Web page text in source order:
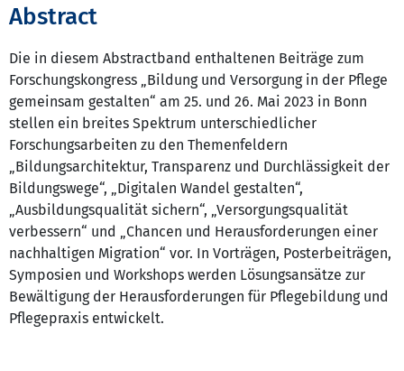
Abstract
Die in diesem Abstractband enthaltenen Beiträge zum
Forschungskongress „Bildung und Versorgung in der Pflege
gemeinsam gestalten“ am 25. und 26. Mai 2023 in Bonn
stellen ein breites Spektrum unterschiedlicher
Forschungsarbeiten zu den Themenfeldern
„Bildungsarchitektur, Transparenz und Durchlässigkeit der
Bildungswege“, „Digitalen Wandel gestalten“,
„Ausbildungsqualität sichern“, „Versorgungsqualität
verbessern“ und „Chancen und Herausforderungen einer
nachhaltigen Migration“ vor. In Vorträgen, Posterbeiträgen,
Symposien und Workshops werden Lösungsansätze zur
Bewältigung der Herausforderungen für Pflegebildung und
Pflegepraxis entwickelt.